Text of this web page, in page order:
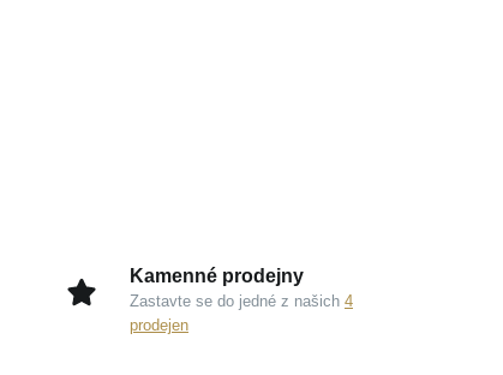
Kamenné prodejny
Zastavte se do jedné z našich 4
prodejen